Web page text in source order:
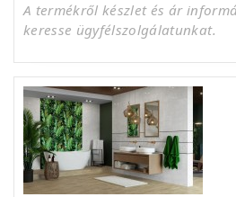
A termékről készlet és ár
keresse ügyfélszolgálatunkat.